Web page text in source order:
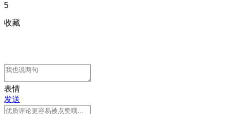
5
收藏
表情
发送